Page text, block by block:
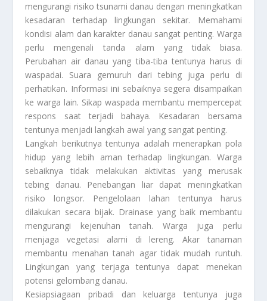
mengurangi risiko tsunami danau dengan meningkatkan
kesadaran terhadap lingkungan sekitar. Memahami
kondisi alam dan karakter danau sangat penting. Warga
perlu mengenali tanda alam yang tidak biasa.
Perubahan air danau yang tiba-tiba tentunya harus di
waspadai. Suara gemuruh dari tebing juga perlu di
perhatikan. Informasi ini sebaiknya segera disampaikan
ke warga lain. Sikap waspada membantu mempercepat
respons saat terjadi bahaya. Kesadaran bersama
tentunya menjadi langkah awal yang sangat penting.
Langkah berikutnya tentunya adalah menerapkan pola
hidup yang lebih aman terhadap lingkungan. Warga
sebaiknya tidak melakukan aktivitas yang merusak
tebing danau. Penebangan liar dapat meningkatkan
risiko longsor. Pengelolaan lahan tentunya harus
dilakukan secara bijak. Drainase yang baik membantu
mengurangi kejenuhan tanah. Warga juga perlu
menjaga vegetasi alami di lereng. Akar tanaman
membantu menahan tanah agar tidak mudah runtuh.
Lingkungan yang terjaga tentunya dapat menekan
potensi gelombang danau.
Kesiapsiagaan pribadi dan keluarga tentunya juga